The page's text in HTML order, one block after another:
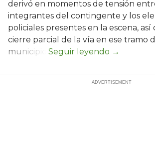
derivó en momentos de tensión
integrantes del contingente y los
policiales presentes en la escena, así
cierre parcial de la vía en ese tramo
municipio.